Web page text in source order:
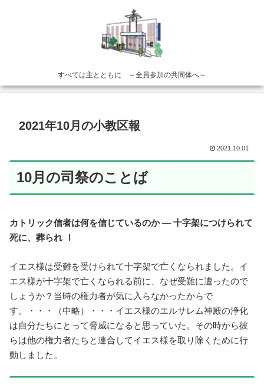
すべては主とともに ～全員参加の共同体へ～
2021年10月の小教区報
2021.10.01
10月の司祭のことば
カトリック信者は何を信じているのか — 十字架につけられて
死に、葬られ Ⅰ
イエス様は受難を受けられて十字架で亡くなられました。イ
エス様が十字架で亡くなられる前に、なぜ受難に遭ったので
しょうか？当時の権力者が気に入らなかったからで
す。・・・（中略）・・・イエス様のエルサレム神殿の浄化
は自分たちにとって脅威になると思っていた。その時から彼
らは他の権力者たちと連合してイエス様を取り除くために行
動しました。